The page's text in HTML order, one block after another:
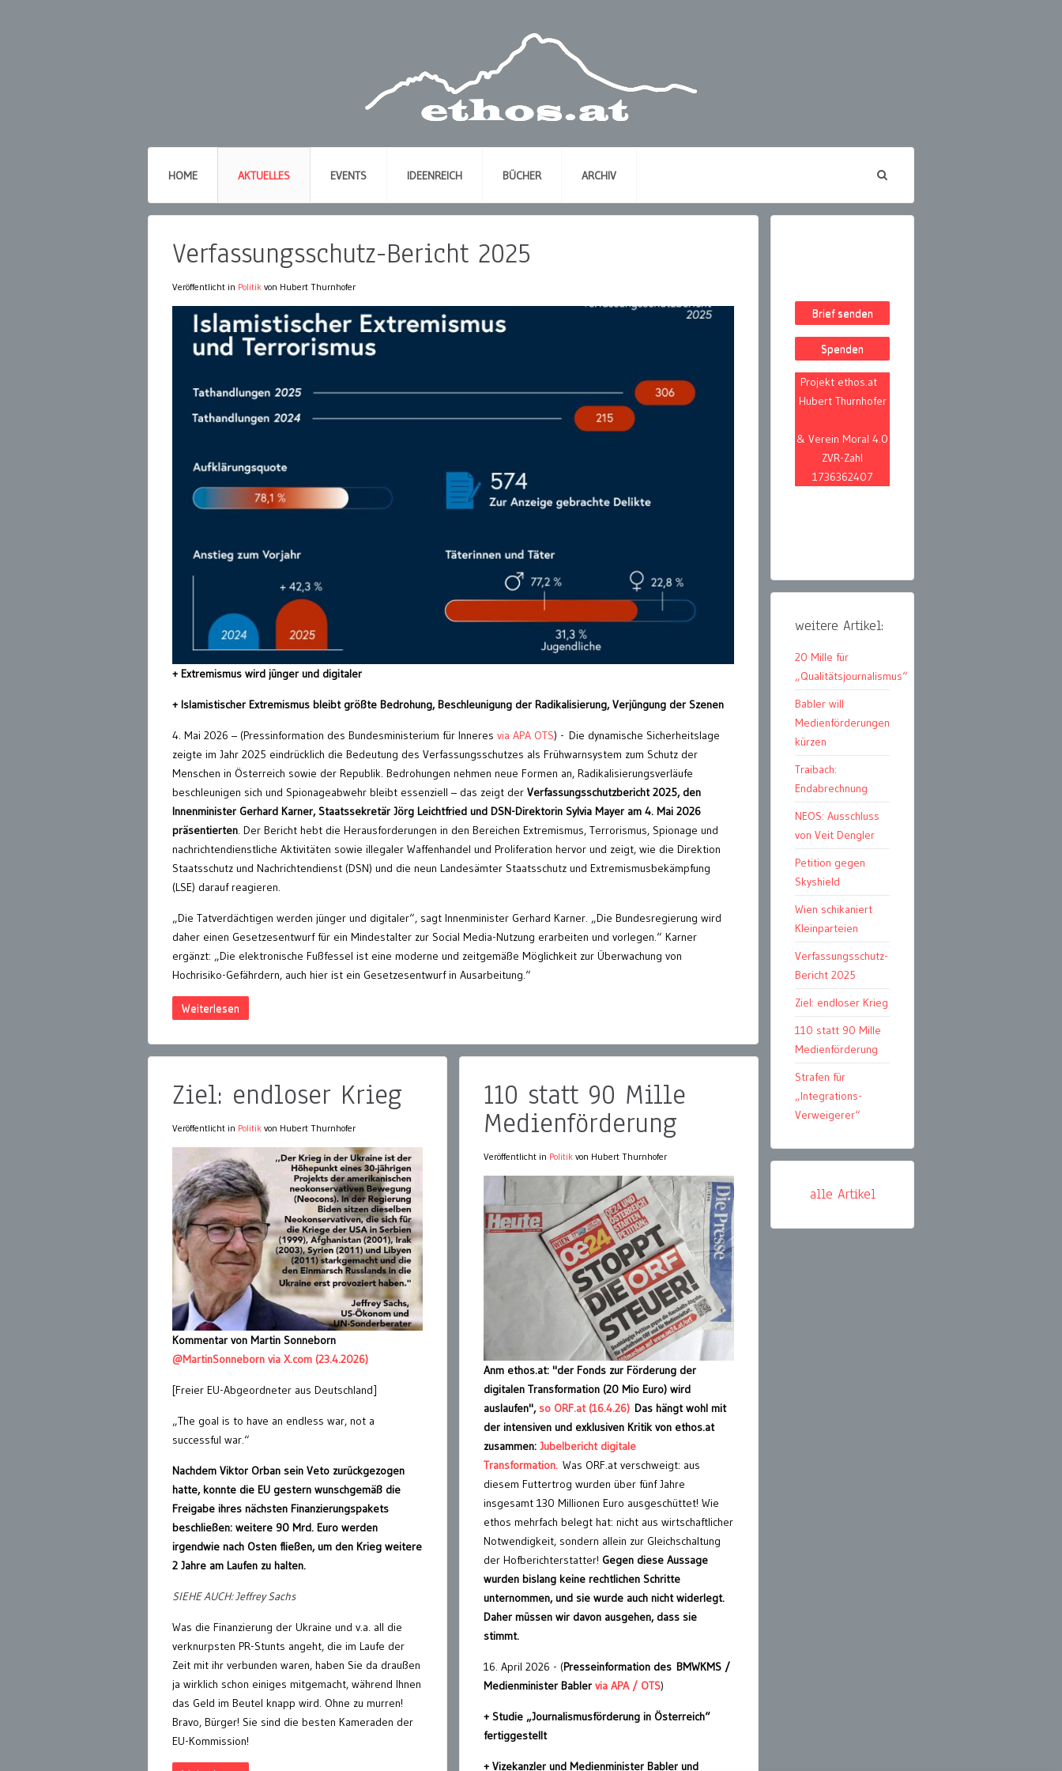
HOME AKTUELLES EVENTS IDEENREICH BÜCHER ARCHIV
Verfassungsschutz-Bericht 2025
Veröffentlicht in Politik von Hubert Thurnhofer
+ Extremismus wird jünger und digitaler
+ Islamistischer Extremismus bleibt größte Bedrohung, Beschleunigung der Radikalisierung, Verjüngung der Szenen
4. Mai 2026 – (Pressinformation des Bundesministerium für Inneres via APA OTS) - Die dynamische Sicherheitslage
zeigte im Jahr 2025 eindrücklich die Bedeutung des Verfassungsschutzes als Frühwarnsystem zum Schutz der
Menschen in Österreich sowie der Republik. Bedrohungen nehmen neue Formen an, Radikalisierungsverläufe
beschleunigen sich und Spionageabwehr bleibt essenziell – das zeigt der Verfassungsschutzbericht 2025, den
Innenminister Gerhard Karner, Staatssekretär Jörg Leichtfried und DSN-Direktorin Sylvia Mayer am 4. Mai 2026
präsentierten. Der Bericht hebt die Herausforderungen in den Bereichen Extremismus, Terrorismus, Spionage und
nachrichtendienstliche Aktivitäten sowie illegaler Waffenhandel und Proliferation hervor und zeigt, wie die Direktion
Staatsschutz und Nachrichtendienst (DSN) und die neun Landesämter Staatsschutz und Extremismusbekämpfung
(LSE) darauf reagieren.
„Die Tatverdächtigen werden jünger und digitaler“, sagt Innenminister Gerhard Karner. „Die Bundesregierung wird
daher einen Gesetzesentwurf für ein Mindestalter zur Social Media-Nutzung erarbeiten und vorlegen.“ Karner
ergänzt: „Die elektronische Fußfessel ist eine moderne und zeitgemäße Möglichkeit zur Überwachung von
Hochrisiko-Gefährdern, auch hier ist ein Gesetzesentwurf in Ausarbeitung.“
Weiterlesen
Ziel: endloser Krieg
Veröffentlicht in Politik von Hubert Thurnhofer
Kommentar von Martin Sonneborn
@MartinSonneborn via X.com (23.4.2026)
[Freier EU-Abgeordneter aus Deutschland]
„The goal is to have an endless war, not a
successful war.“
Nachdem Viktor Orban sein Veto zurückgezogen
hatte, konnte die EU gestern wunschgemäß die
Freigabe ihres nächsten Finanzierungspakets
beschließen: weitere 90 Mrd. Euro werden
irgendwie nach Osten fließen, um den Krieg weitere
2 Jahre am Laufen zu halten.
SIEHE AUCH: Jeffrey Sachs
Was die Finanzierung der Ukraine und v.a. all die
verknurpsten PR-Stunts angeht, die im Laufe der
Zeit mit ihr verbunden waren, haben Sie da draußen
ja wirklich schon einiges mitgemacht, während Ihnen
das Geld im Beutel knapp wird. Ohne zu murren!
Bravo, Bürger! Sie sind die besten Kameraden der
EU-Kommission!
110 statt 90 Mille
Medienförderung
Veröffentlicht in Politik von Hubert Thurnhofer
Anm ethos.at: "der Fonds zur Förderung der
digitalen Transformation (20 Mio Euro) wird
auslaufen", so ORF.at (16.4.26) Das hängt wohl mit
der intensiven und exklusiven Kritik von ethos.at
zusammen: Jubelbericht digitale
Transformation. Was ORF.at verschweigt: aus
diesem Futtertrog wurden über fünf Jahre
insgesamt 130 Millionen Euro ausgeschüttet! Wie
ethos mehrfach belegt hat: nicht aus wirtschaftlicher
Notwendigkeit, sondern allein zur Gleichschaltung
der Hofberichterstatter! Gegen diese Aussage
wurden bislang keine rechtlichen Schritte
unternommen, und sie wurde auch nicht widerlegt.
Daher müssen wir davon ausgehen, dass sie
stimmt.
16. April 2026 - (Presseinformation des BMWKMS /
Medienminister Babler via APA / OTS)
+ Studie „Journalismusförderung in Österreich“
fertiggestellt
+ Vizekanzler und Medienminister Babler und
Brief senden
Spenden
Projekt ethos.at
Hubert Thurnhofer
& Verein Moral 4.0
ZVR-Zahl
1736362407
weitere Artikel:
20 Mille für
„Qualitätsjournalismus“
Babler will
Medienförderungen
kürzen
Traibach:
Endabrechnung
NEOS: Ausschluss
von Veit Dengler
Petition gegen
Skyshield
Wien schikaniert
Kleinparteien
Verfassungsschutz-
Bericht 2025
Ziel: endloser Krieg
110 statt 90 Mille
Medienförderung
Strafen für
„Integrations-
Verweigerer“
alle Artikel